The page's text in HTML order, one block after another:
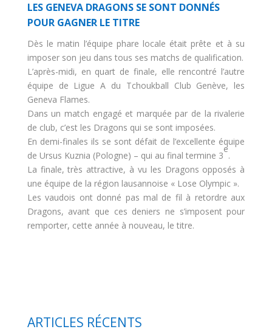
LES GENEVA DRAGONS SE SONT DONNÉS
POUR GAGNER LE TITRE
Dès le matin l’équipe phare locale était prête et à su
imposer son jeu dans tous ses matchs de qualification.
L’après-midi, en quart de finale, elle rencontré l’autre
équipe de Ligue A du Tchoukball Club Genève, les
Geneva Flames.
Dans un match engagé et marquée par de la rivalerie
de club, c’est les Dragons qui se sont imposées.
En demi-finales ils se sont défait de l’excellente équipe
de Ursus Kuznia (Pologne) – qui au final termine 3
e
.
La finale, très attractive, à vu les Dragons opposés à
une équipe de la région lausannoise « Lose Olympic ».
Les vaudois ont donné pas mal de fil à retordre aux
Dragons, avant que ces deniers ne s’imposent pour
remporter, cette année à nouveau, le titre.
ARTICLES RÉCENTS